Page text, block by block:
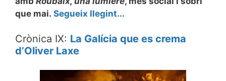
que mai. Segueix llegint...
Crònica IX: La Galícia que es crema
d’Oliver Laxe